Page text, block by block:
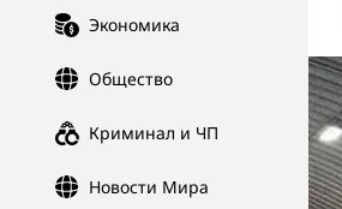
Экономика
Общество
Криминал и ЧП
Новости Мира